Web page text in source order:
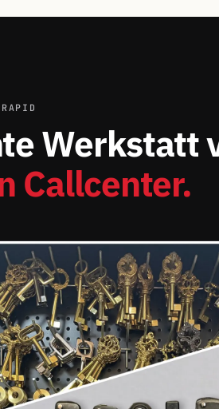
RAPID
Werkstatt
Callcenter.